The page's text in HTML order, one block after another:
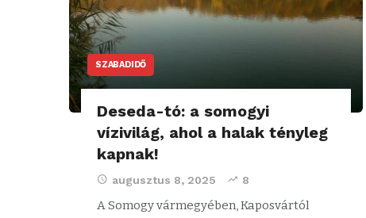
SZABADIDŐ
Deseda-tó: a somogyi
vízivilág, ahol a halak tényleg
kapnak!
augusztus 8, 2025 8
A Somogy vármegyében, Kaposvártól